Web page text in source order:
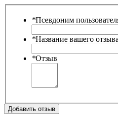
*Псевдоним
*Название вашего
*Отзыв
Добавить отзыв